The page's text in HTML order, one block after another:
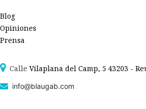
Blog
Opiniones
Prensa
Calle Vilaplana del Camp, 5 43203 -
info@blaugab.com